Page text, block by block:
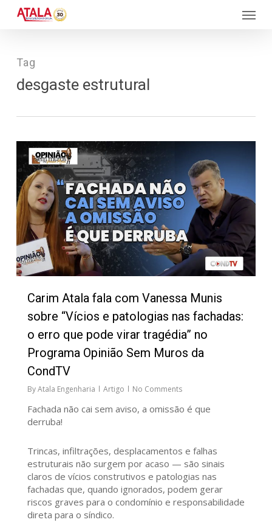
Menu
Tag
desgaste estrutural
Carim Atala fala com Vanessa Munis
sobre “Vícios e patologias nas fachadas:
o erro que pode virar tragédia” no
Programa Opinião Sem Muros da
CondTV
ByAtala Engenharia Artigo No Comments
Fachada não cai sem aviso, a omissão é que
derruba!
Trincas, infiltrações, desplacamentos e falhas
estruturais não surgem por acaso — são sinais
claros de vícios construtivos e patologias nas
fachadas que, quando ignorados, podem gerar
riscos graves para o condomínio e responsabilidade
direta para o síndico.